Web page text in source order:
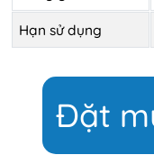
Hạn sử dụng
Đặt